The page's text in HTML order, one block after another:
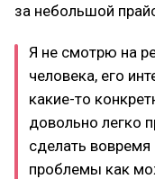
за небольшой
Я не смотрю на
человека, его
какие-то
довольно легко
сделать вовремя
проблемы как